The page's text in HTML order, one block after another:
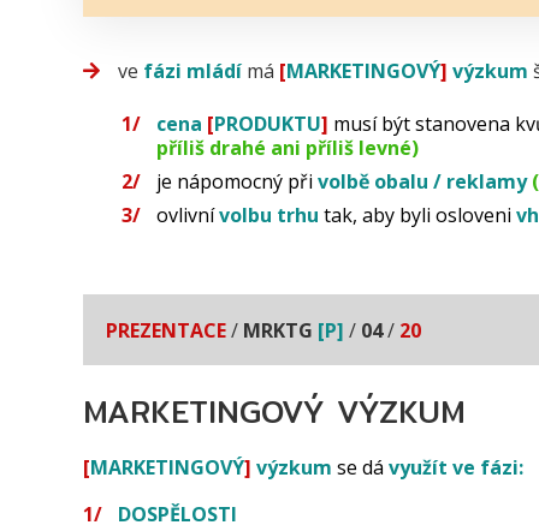
ve fázi mládímá [MARKETINGOVÝ] výzkum
cena [PRODUKTU] musí být stanovena
příliš drahé ani příliš levné)
je nápomocný při volbě obalu / reklamy
ovlivnívolbu trhu tak, aby byli osloveni
PREZENTACE/ MRKTG [P] / 04/ 20
MARKETINGOVÝ VÝZKUM
[MARKETINGOVÝ] výzkum se dá využít ve fázi:
DOSPĚLOSTI